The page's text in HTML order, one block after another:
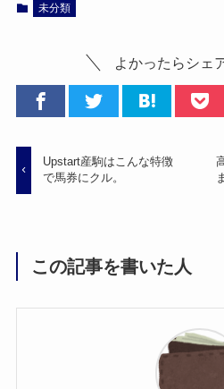
未分類
よかったらシェ
Upstart産駒はこんな特徴
で馬券にクル。
この記事を書いた人